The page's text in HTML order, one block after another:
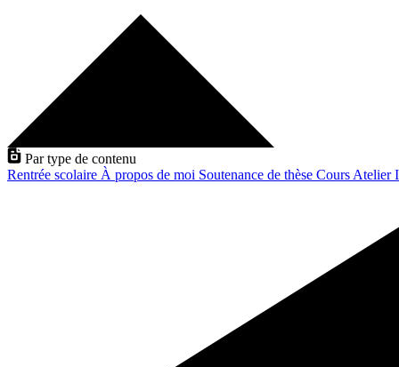
Par type de contenu
Rentrée scolaire À propos de moi Soutenance de thèse Cours Atelier